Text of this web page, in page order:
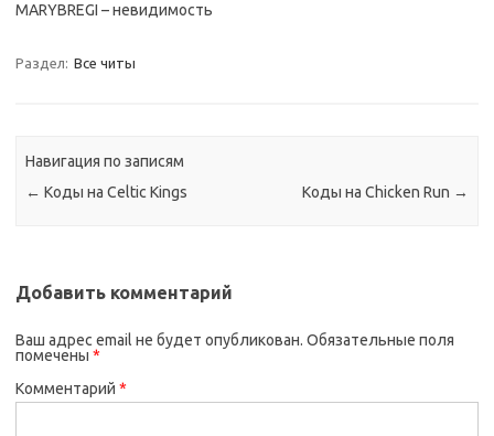
MARYBREGI – невидимость
Раздел: Все читы
Навигация по записям
← Коды на Celtic Kings Коды на Chicken Run →
Добавить комментарий
Ваш адрес email не будет опубликован. Обязательные поля
помечены *
Комментарий *